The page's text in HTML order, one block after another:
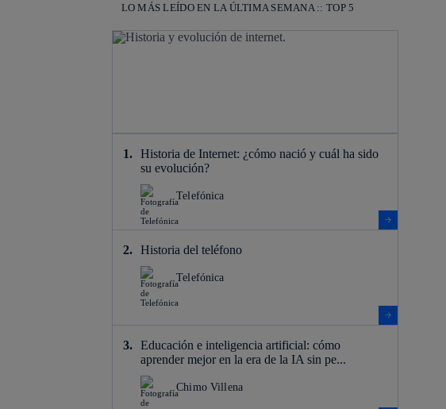
LO MÁS LEÍDO EN LA ÚLTIMA SEMANA :: TOP 5
Historia de Internet: ¿cómo nació y cuál ha sido
su evolución?
Telefónica
Historia del teléfono
Telefónica
Educación e inteligencia artificial: cómo
aprender mejor en la era de la IA sin pe...
Chimo Villena